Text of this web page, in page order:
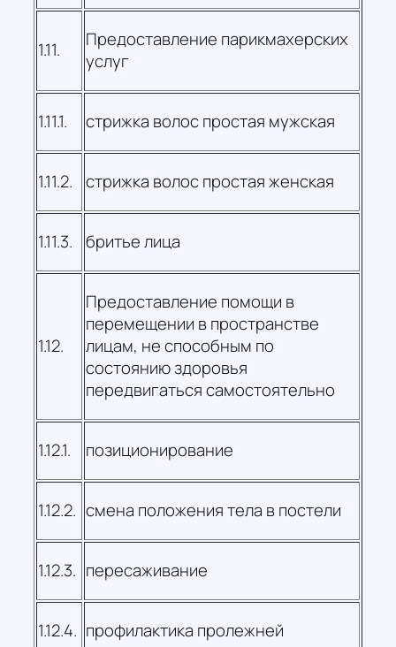
1.11.
Предоставление парикмахерских
услуг
1.11.1. стрижка волос простая мужская
1.11.2. стрижка волос простая женская
1.11.3. бритье лица
1.12.
Предоставление помощи в
перемещении в пространстве
лицам, не способным по
состоянию здоровья
передвигаться самостоятельно
1.12.1. позиционирование
1.12.2. смена положения тела в постели
1.12.3. пересаживание
1.12.4. профилактика пролежней